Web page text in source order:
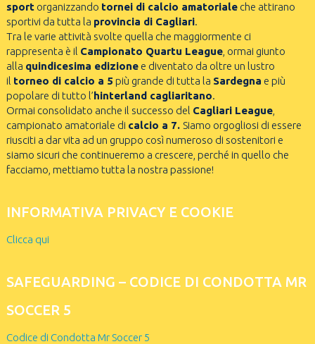
sportorganizzando tornei di calcio amatorialeche attirano
sportivi da tutta la provincia di Cagliari.
Tra le varie attività svolte quella che maggiormente ci
rappresenta è il Campionato Quartu League, ormai giunto
alla quindicesima edizionee diventato da oltre un lustro
il torneo di calcio a 5 più grande di tutta la Sardegna e più
popolare di tutto l’hinterland cagliaritano.
Ormai consolidato anche il successo del Cagliari League,
campionato amatoriale di calcio a 7. Siamo orgogliosi di essere
riusciti a dar vita ad un gruppo così numeroso di sostenitori e
siamo sicuri che continueremo a crescere, perché in quello che
facciamo, mettiamo tutta la nostra passione!
INFORMATIVA PRIVACY E COOKIE
Clicca qui
SAFEGUARDING – CODICE DI CONDOTTA MR
SOCCER 5
Codice di Condotta Mr Soccer 5